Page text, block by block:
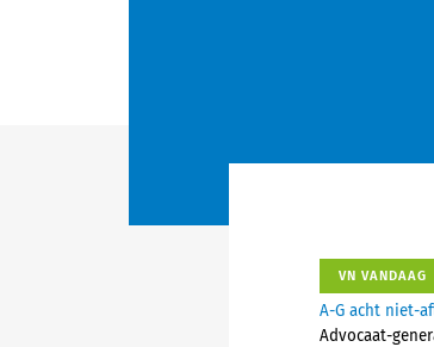
VN VANDAAG
A-G acht niet-
Advocaat-